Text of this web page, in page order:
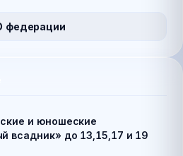
федерации
и юношеские
всадник» до 13,15,17 и 19